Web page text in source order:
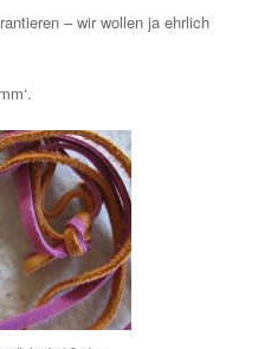
– wir wollen ja ehrlich